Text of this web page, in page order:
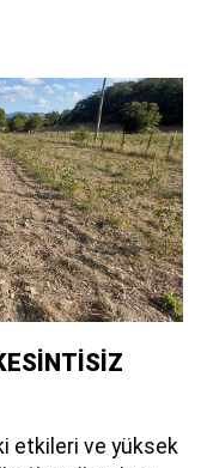
etkileri ve yüksek